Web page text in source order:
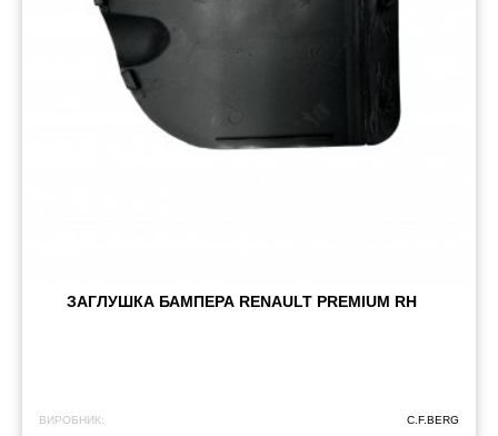
ЗАГЛУШКА БАМПЕРА RENAULT PREMIUM RH
ВИРОБНИК: C.F.BERG